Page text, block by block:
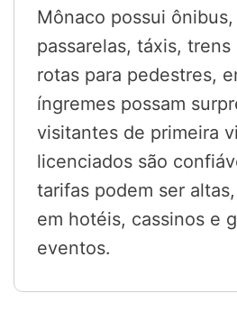
Mônaco possui
passarelas, táxis,
rotas para pedestres,
íngremes possam
visitantes de primeira
licenciados são
tarifas podem ser
em hotéis, cassinos e
eventos.